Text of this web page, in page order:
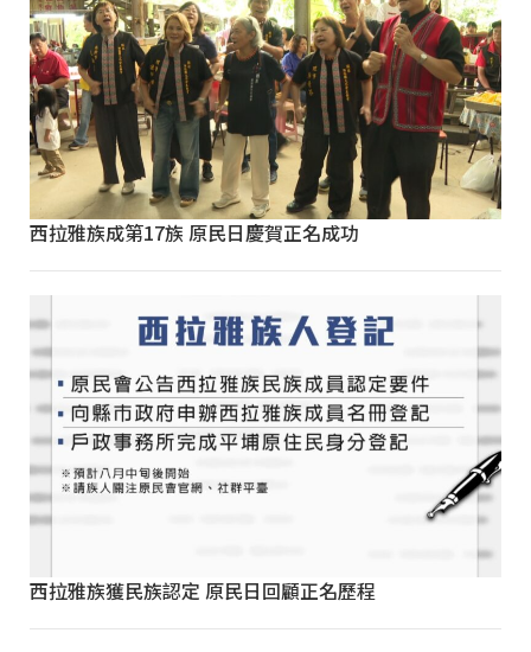
西拉雅族成第17族 原民日慶賀正名成功
西拉雅族獲民族認定 原民日回顧正名歷程